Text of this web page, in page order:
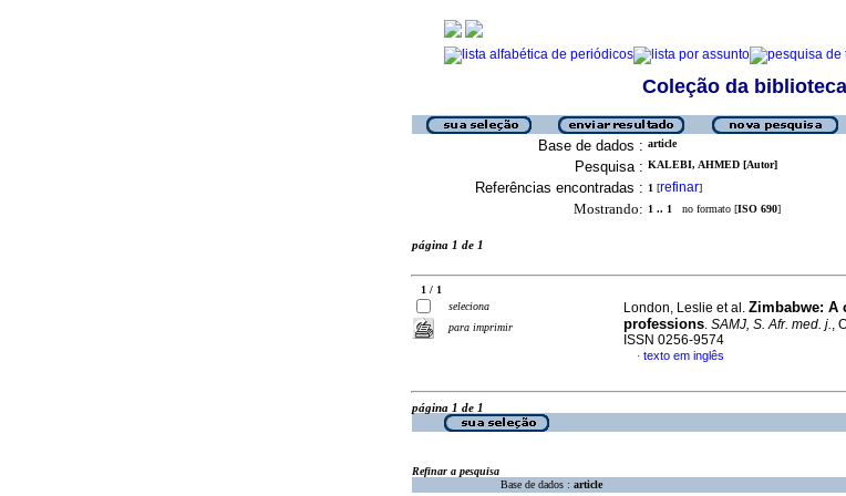
Coleção da biblioteca
Base de dados : article
Pesquisa : KALEBI, AHMED [Autor]
Referências encontradas : 1 [refinar]
Mostrando: 1 .. 1 no formato [ISO 690]
página 1 de 1
1 / 1
seleciona
para imprimir
London, Leslie et al. Zimbabwe: A
professions. SAMJ, S. Afr. med. j.,
ISSN 0256-9574
· texto em inglês
página 1 de 1
Refinar a pesquisa
Base de dados : article